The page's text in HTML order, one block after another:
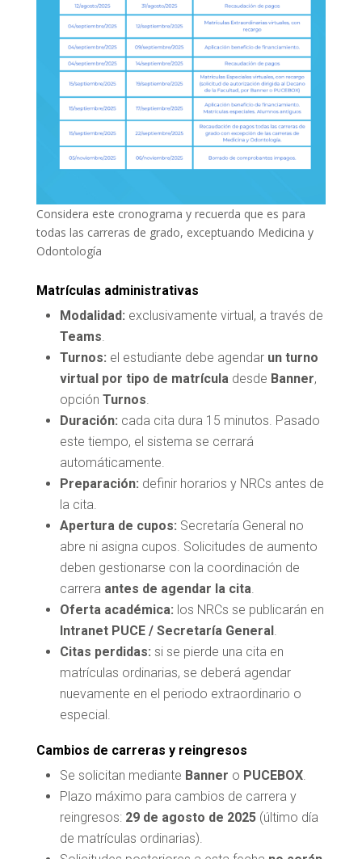
Considera este cronograma y recuerda que es para
todas las carreras de grado, exceptuando Medicina y
Odontología
Matrículas administrativas
Modalidad: exclusivamente virtual, a través de
Teams.
Turnos: el estudiante debe agendar un turno
virtual por tipo de matrículadesde Banner,
opción Turnos.
Duración: cada cita dura 15 minutos. Pasado
este tiempo, el sistema se cerrará
automáticamente.
Preparación: definir horarios y NRCs antes de
la cita.
Apertura de cupos: Secretaría General no
abre ni asigna cupos. Solicitudes de aumento
deben gestionarse con la coordinación de
carrera antes de agendar la cita.
Oferta académica: los NRCs se publicarán en
Intranet PUCE / Secretaría General .
Citas perdidas: si se pierde una cita en
matrículas ordinarias, se deberá agendar
nuevamente en el periodo extraordinario o
especial.
Cambios de carreras y reingresos
Se solicitan mediante Banner o PUCEBOX.
Plazo máximo para cambios de carrera y
reingresos: 29 de agosto de 2025(último día
de matrículas ordinarias).